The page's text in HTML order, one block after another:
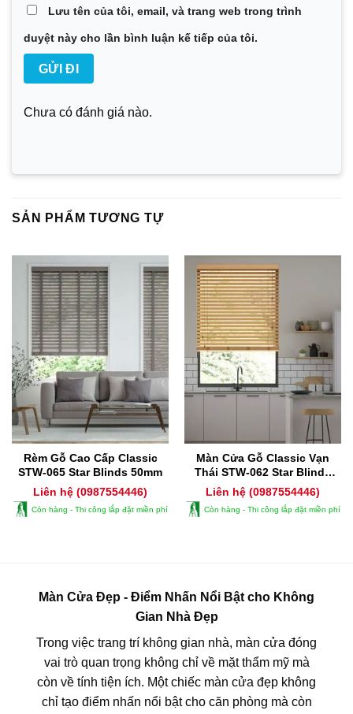
Lưu tên của tôi, email, và trang web trong trình
duyệt này cho lần bình luận kế tiếp của tôi.
Chưa có đánh giá nào.
SẢN PHẨM TƯƠNG TỰ
Rèm Gỗ Cao Cấp Classic
STW-065 Star Blinds 50mm
Liên hệ (0987554446)
Còn hàng - Thi công lắp đặt miền phí
Màn Cửa Gỗ Classic Vạn
Thái STW-062 Star Blinds
50mm
Liên hệ (0987554446)
Còn hàng - Thi công lắp đặt miền phí
Màn Cửa Đẹp - Điểm Nhấn Nổi Bật cho Không
Gian Nhà Đẹp
Trong việc trang trí không gian nhà, màn cửa đóng
vai trò quan trọng không chỉ về mặt thẩm mỹ mà
còn về tính tiện ích. Một chiếc màn cửa đẹp không
chỉ tạo điểm nhấn nổi bật cho căn phòng mà còn